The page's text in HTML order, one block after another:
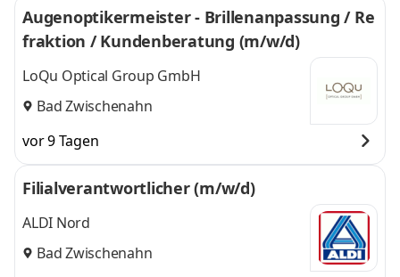
Augenoptikermeister - Brillenanpassung / Re
fraktion / Kundenberatung (m/w/d)
LoQu Optical Group GmbH
Bad Zwischenahn
vor 9 Tagen
Filialverantwortlicher (m/w/d)
ALDI Nord
Bad Zwischenahn